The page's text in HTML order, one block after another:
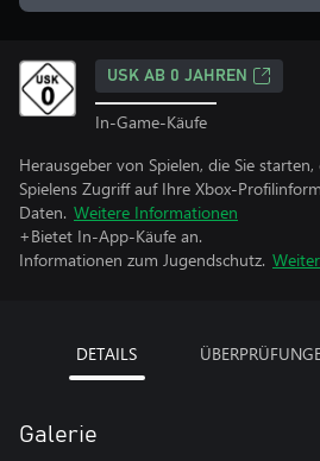
USK AB 0 JAHREN
In-Game-Käufe
Herausgeber von Spielen, die Sie
Spielens Zugriff auf Ihre Xbox-
Daten. Weitere Informationen
+Bietet In-App-Käufe an.
Informationen zum Jugendschutz.
DETAILS
Galerie